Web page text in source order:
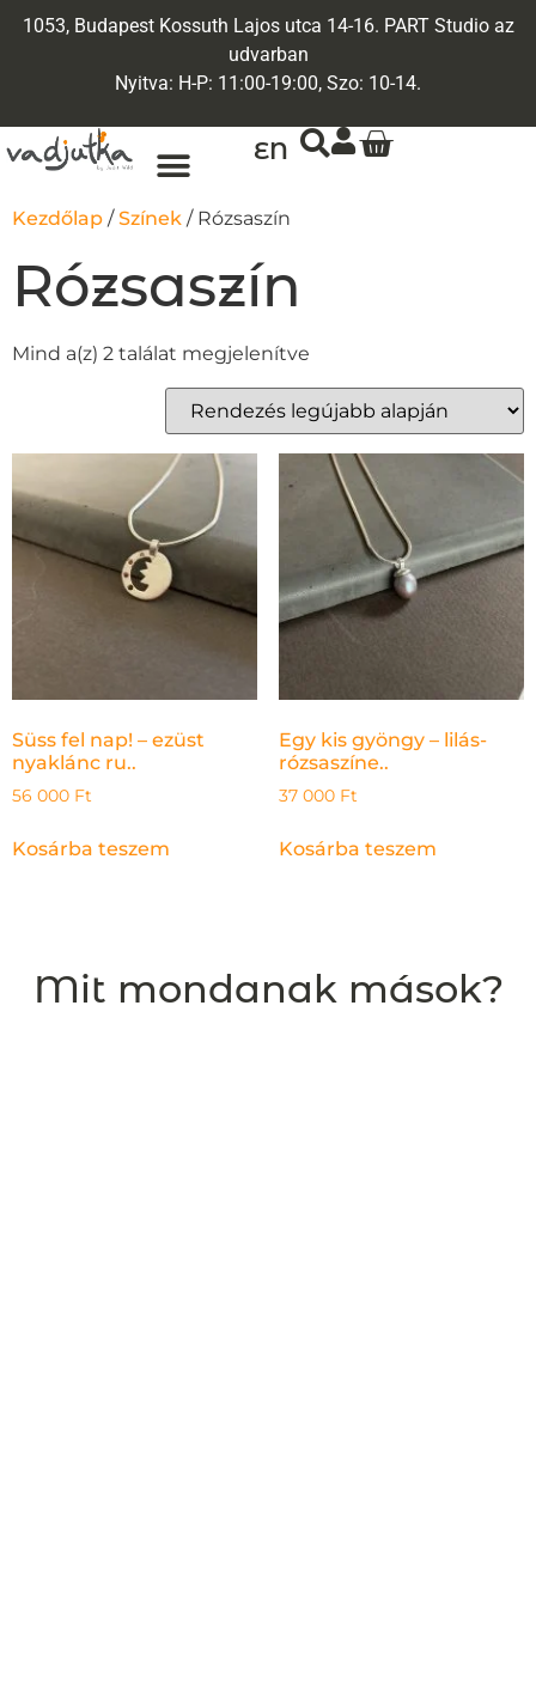
1053, Budapest Kossuth Lajos utca 14-16. PART Studio az
udvarban
Nyitva: H-P: 11:00-19:00, Szo: 10-14.
EN
Kezdőlap /Színek / Rózsaszín
Rózsaszín
Mind a(z) 2 találat megjelenítve
Süss fel nap! – ezüst
nyaklánc ru..
56 000 Ft
Kosárba teszem
Egy kis gyöngy – lilás-
rózsaszíne..
37 000 Ft
Kosárba teszem
Mit mondanak mások?